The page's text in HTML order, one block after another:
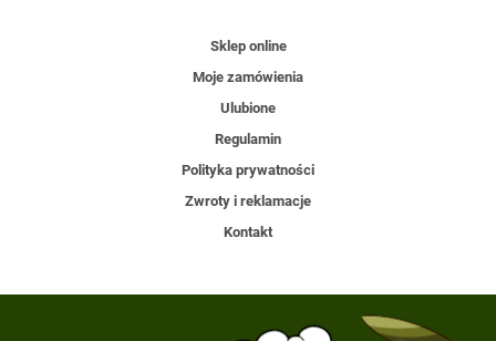
Sklep online
Moje zamówienia
Ulubione
Regulamin
Polityka prywatności
Zwroty i reklamacje
Kontakt